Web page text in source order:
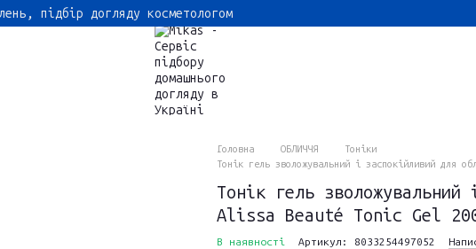
підбір догляду косметологом
Головна ОБЛИЧЧЯ
Тоніки
Тонік гель зволожувальний і заспокійливий для
Тонік гель зволожувальний
Alissa Beauté Tonic Gel
В наявності Артикул: 8033254497052